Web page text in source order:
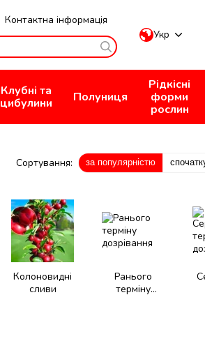
Контактна інформація
Укр
Клубні та
цибулини
Полуниця
Рідкісні
форми
рослин
Сортування: за популярністю
Колоновидні
сливи
Ранього
терміну